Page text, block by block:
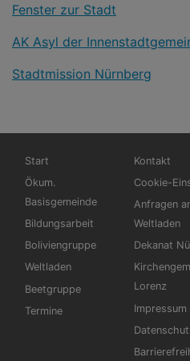
Fenster zur Stadt
AK Asyl der
Stadtmission Nürnberg
Hauptnavigation
Start
Ökum.
Basisgemeinde
Bildungsarbeit
Boliviengruppe
Weltladen
Beetgruppe
Termine
Kontakt
Cookie-
Anfragen
Weltladen
Dekanat
Lorenz
Impressum